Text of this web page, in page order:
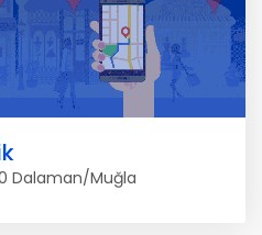
Dalaman/Muğla